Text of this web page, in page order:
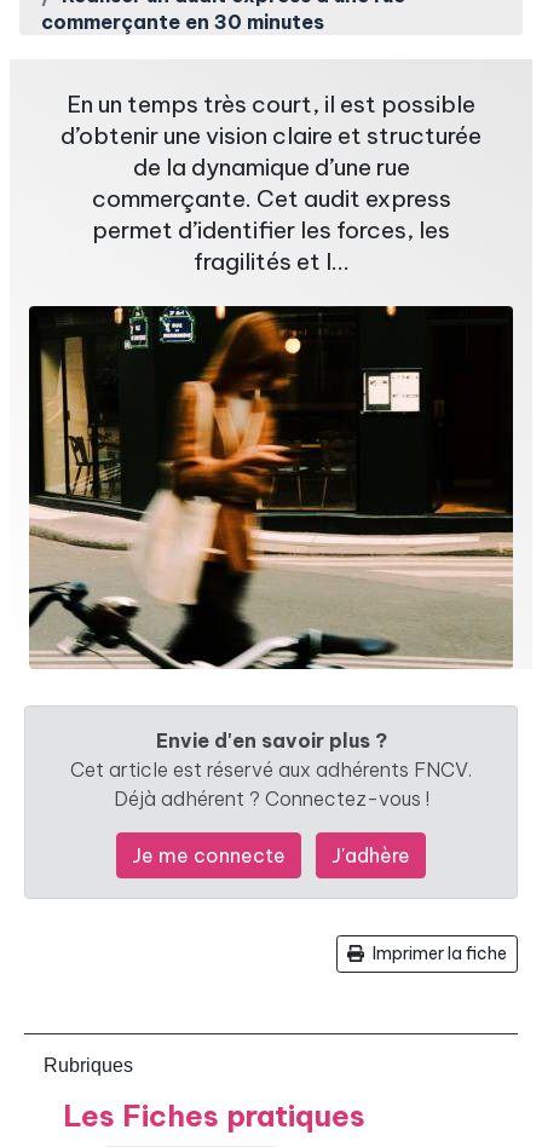
commerçante en 30 minutes
En un temps très court, il est possible
d’obtenir une vision claire et structurée
de la dynamique d’une rue
commerçante. Cet audit express
permet d’identifier les forces, les
fragilités et l...
Envie d'en savoir plus ?
Cet article est réservé aux adhérents FNCV.
Déjà adhérent ? Connectez-vous !
Je me connecte J'adhère
Imprimer la fiche
Rubriques
Les Fiches pratiques